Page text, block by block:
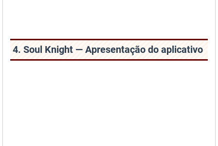
4. Soul Knight — Apresentação do aplicativo